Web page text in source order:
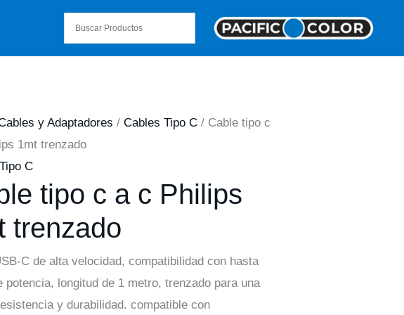
y Adaptadores / Cables Tipo C/ Cable tipo c
1mt trenzado
C
tipo c a c Philips
trenzado
C de alta velocidad, compatibilidad con hasta
potencia, longitud de 1 metro, trenzado para una
y durabilidad. compatible con